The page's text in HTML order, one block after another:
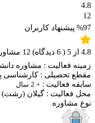
4.8
12
%97 پیشنهاد کاربران
4.8 از 5
(
6 دیدگاه) 12
زمینه فعالیت : مشاوره
مقطع تحصیلی : کارشناسی
سابقه فعالیت : + 2 سال
محل فعالیت : گیلان (رشت)
نوع مشاوره